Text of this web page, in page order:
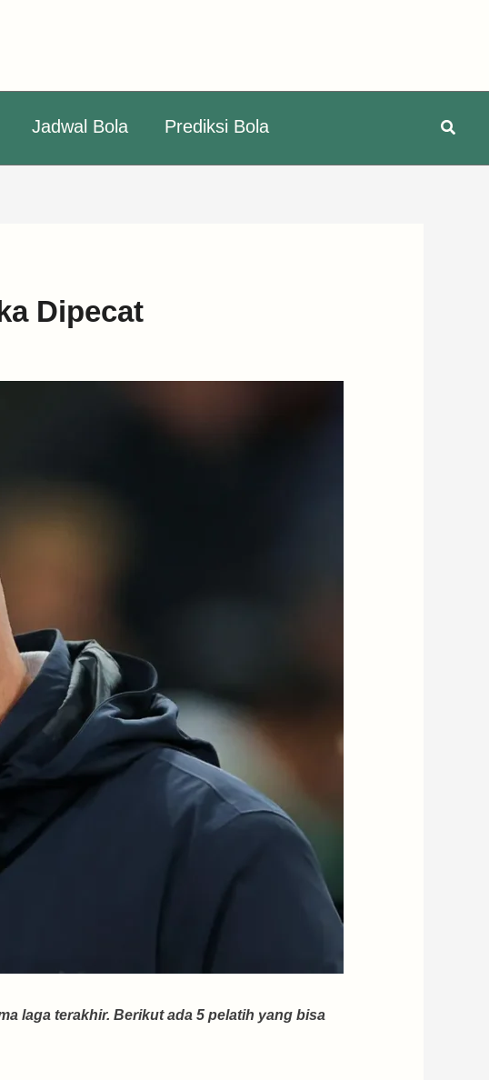
Jadwal Bola Prediksi Bola
Dipecat
laga terakhir. Berikut ada 5 pelatih yang bisa